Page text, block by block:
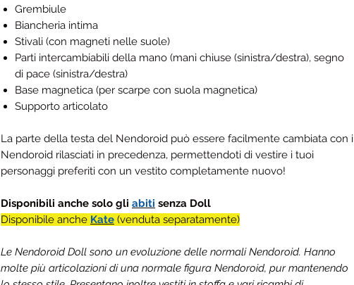
Grembiule
Biancheria intima
Stivali (con magneti nelle suole)
Parti intercambiabili della mano (mani chiuse (sinistra/destra), segno
di pace (sinistra/destra)
Base magnetica (per scarpe con suola magnetica)
Supporto articolato
La parte della testa del Nendoroid può essere facilmente cambiata con i
Nendoroid rilasciati in precedenza, permettendoti di vestire i tuoi
personaggi preferiti con un vestito completamente nuovo!
Disponibili anche solo gli abiti senza Doll
Disponibile anche Kate (venduta separatamente)
Le Nendoroid Doll sono un evoluzione delle normali Nendoroid. Hanno
molte più articolazioni di una normale figura Nendoroid, pur mantenendo